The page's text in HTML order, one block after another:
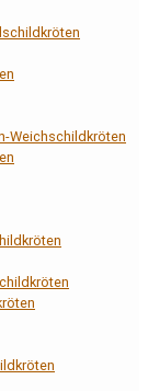
Weichschildkröten